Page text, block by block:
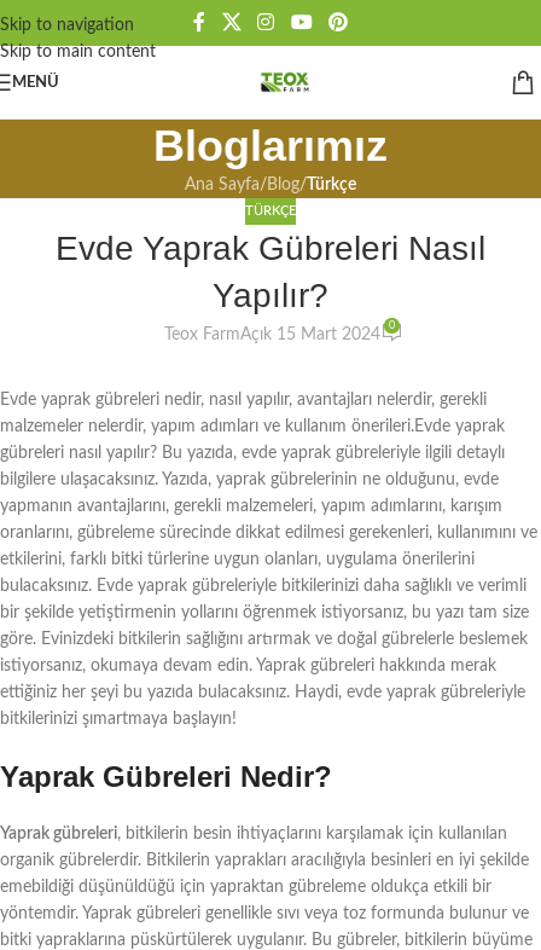
Skip to navigation
Skip to main content
MENÜ
Bloglarımız
Ana Sayfa/ Blog/ Türkçe
TÜRKÇE
Evde Yaprak Gübreleri Nasıl
Yapılır?
Teox FarmAçık 15 Mart 2024
0
Evde yaprak gübreleri nedir, nasıl yapılır, avantajları nelerdir, gerekli
malzemeler nelerdir, yapım adımları ve kullanım önerileri.Evde yaprak
gübreleri nasıl yapılır? Bu yazıda, evde yaprak gübreleriyle ilgili detaylı
bilgilere ulaşacaksınız. Yazıda, yaprak gübrelerinin ne olduğunu, evde
yapmanın avantajlarını, gerekli malzemeleri, yapım adımlarını, karışım
oranlarını, gübreleme sürecinde dikkat edilmesi gerekenleri, kullanımını ve
etkilerini, farklı bitki türlerine uygun olanları, uygulama önerilerini
bulacaksınız. Evde yaprak gübreleriyle bitkilerinizi daha sağlıklı ve verimli
bir şekilde yetiştirmenin yollarını öğrenmek istiyorsanız, bu yazı tam size
göre. Evinizdeki bitkilerin sağlığını artırmak ve doğal gübrelerle beslemek
istiyorsanız, okumaya devam edin. Yaprak gübreleri hakkında merak
ettiğiniz her şeyi bu yazıda bulacaksınız. Haydi, evde yaprak gübreleriyle
bitkilerinizi şımartmaya başlayın!
Yaprak Gübreleri Nedir?
Yaprak gübreleri, bitkilerin besin ihtiyaçlarını karşılamak için kullanılan
organik gübrelerdir. Bitkilerin yaprakları aracılığıyla besinleri en iyi şekilde
emebildiği düşünüldüğü için yapraktan gübreleme oldukça etkili bir
yöntemdir. Yaprak gübreleri genellikle sıvı veya toz formunda bulunur ve
bitki yapraklarına püskürtülerek uygulanır. Bu gübreler, bitkilerin büyüme